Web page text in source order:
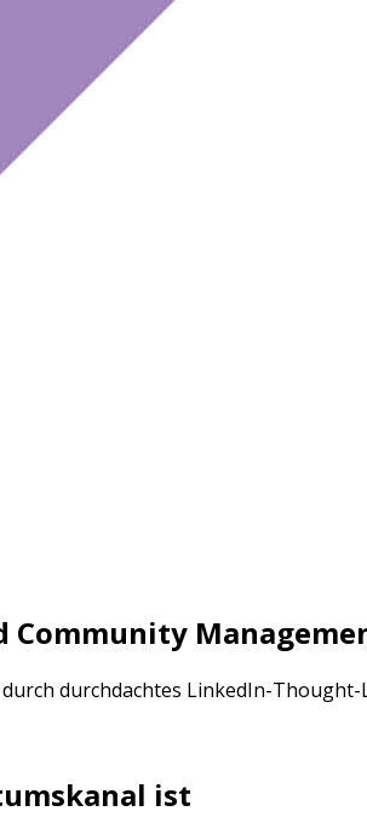
Community
durchdachtes LinkedIn-Thought-
ist